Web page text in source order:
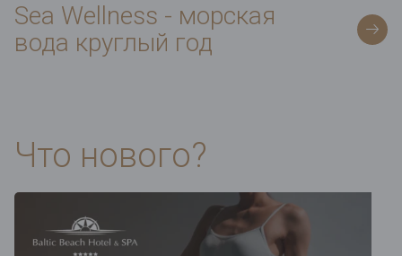
Sea Wellness - морская
вода круглый год
Что нового?